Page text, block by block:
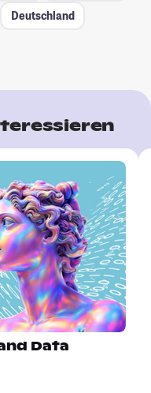
Deutschland
Data